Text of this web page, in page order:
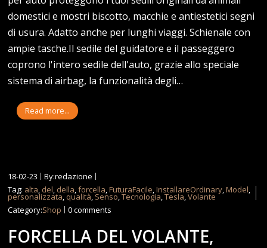
domestici e mostri biscotto, macchie e antiestetici segni
di usura. Adatto anche per lunghi viaggi. Schienale con
ampie tasche.Il sedile del guidatore e il passeggero
coprono l'intero sedile dell'auto, grazie allo speciale
sistema di airbag, la funzionalità degli…
Read more...
18-02-23
By:redazione
Tag: alta, del, della,forcella,FuturaFacile,InstallareOrdinary,Model,
personalizzata, qualità, Senso,Tecnologia,Tesla,Volante
Category:Shop 0 comments
FORCELLA DEL VOLANTE,